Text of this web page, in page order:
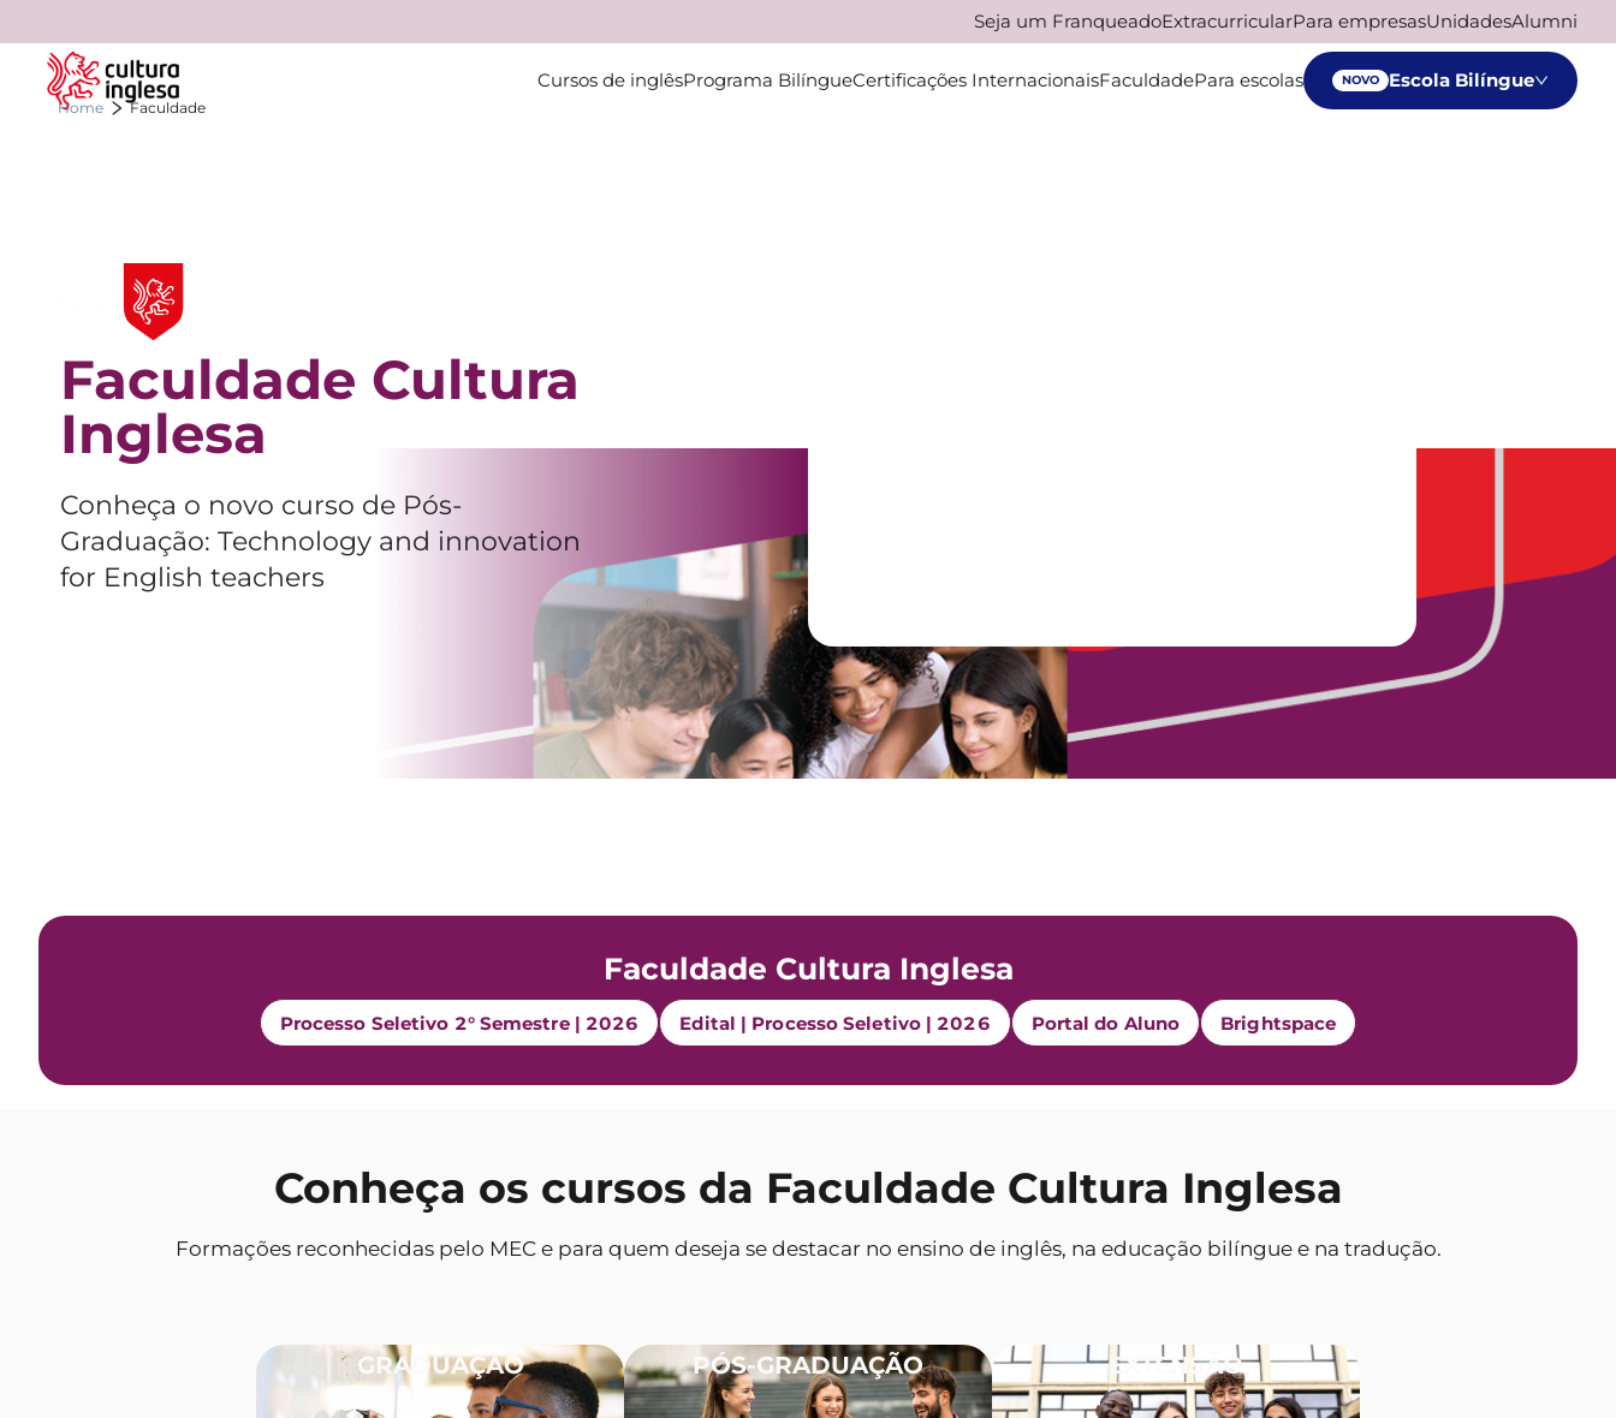
Seja um FranqueadoExtracurricularPara empresasUnidadesAlumni
Cursos de inglêsPrograma BilíngueCertificações InternacionaisFaculdadePara escolas NOVO Escola Bilíngue
Home Faculdade
Faculdade Cultura
Inglesa
Conheça o novo curso de Pós-
Graduação: Technology and innovation
for English teachers
Faculdade Cultura Inglesa
Processo Seletivo 2° Semestre | 2026 Edital | Processo Seletivo | 2026 Portal do Aluno Brightspace
Conheça os cursos da Faculdade Cultura Inglesa
Formações reconhecidas pelo MEC e para quem deseja se destacar no ensino de inglês, na educação bilíngue e na tradução.
GRADUAÇÃO PÓS-GRADUAÇÃO EXTENSÃO